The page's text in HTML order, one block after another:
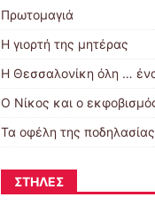
Πρωτομαγιά
Η γιορτή της μητέρας
Η Θεσσαλονίκη όλη …
Ο Νίκος και ο
Τα οφέλη της ποδηλασίας
ΣΤΉΛΕΣ